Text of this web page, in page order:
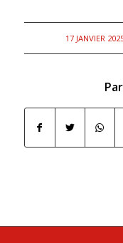
17 JANVIER
/